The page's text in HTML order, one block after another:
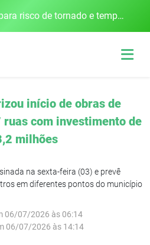
Defesa Civil alerta para risco de tornado e tempestades severas no RS entre esta quinta e sexta-feira
início de obras de
com investimento de
milhões
na sexta-feira (03) e prevê
em diferentes pontos do município
06/07/2026 às 06:14
06/07/2026 às 14:14